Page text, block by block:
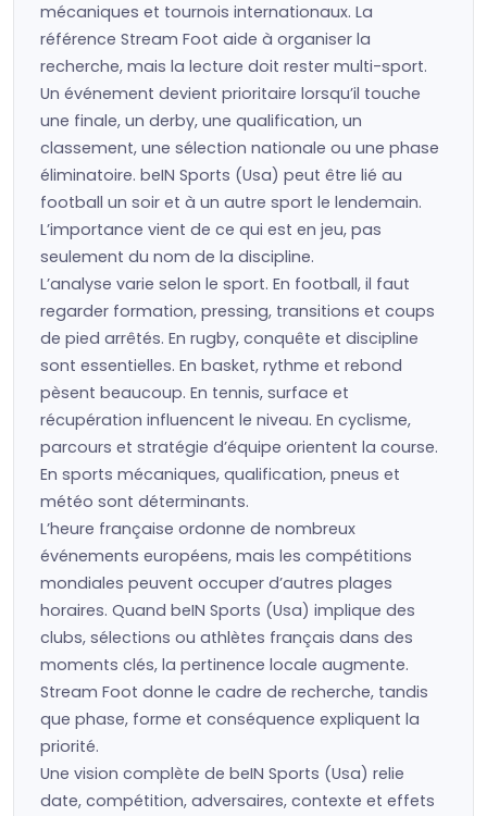
mécaniques et tournois internationaux. La
référence Stream Foot aide à organiser la
recherche, mais la lecture doit rester multi-sport.
Un événement devient prioritaire lorsqu’il touche
une finale, un derby, une qualification, un
classement, une sélection nationale ou une phase
éliminatoire. beIN Sports (Usa) peut être lié au
football un soir et à un autre sport le lendemain.
L’importance vient de ce qui est en jeu, pas
seulement du nom de la discipline.
L’analyse varie selon le sport. En football, il faut
regarder formation, pressing, transitions et coups
de pied arrêtés. En rugby, conquête et discipline
sont essentielles. En basket, rythme et rebond
pèsent beaucoup. En tennis, surface et
récupération influencent le niveau. En cyclisme,
parcours et stratégie d’équipe orientent la course.
En sports mécaniques, qualification, pneus et
météo sont déterminants.
L’heure française ordonne de nombreux
événements européens, mais les compétitions
mondiales peuvent occuper d’autres plages
horaires. Quand beIN Sports (Usa) implique des
clubs, sélections ou athlètes français dans des
moments clés, la pertinence locale augmente.
Stream Foot donne le cadre de recherche, tandis
que phase, forme et conséquence expliquent la
priorité.
Une vision complète de beIN Sports (Usa) relie
date, compétition, adversaires, contexte et effets